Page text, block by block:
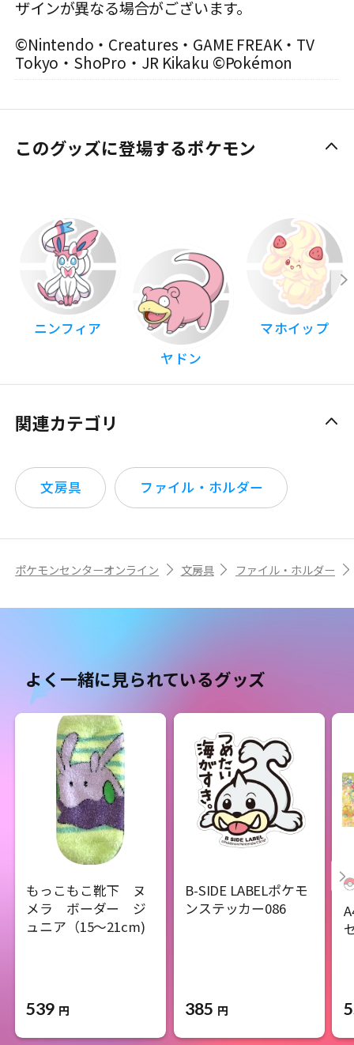
ザインが異なる場合がございます。
©Nintendo・Creatures・GAME FREAK・TV
Tokyo・ShoPro・JR Kikaku ©Pokémon
このグッズに登場するポケモン
ニンフィア
ヤドン
マホイップ
関連カテゴリ
文房具 ファイル・ホルダー
ポケモンセンターオンライン 文房具 ファイル・ホルダー
よく一緒に見られているグッズ
もっこもこ靴下 ヌ
メラ ボーダー ジ
ュニア（15～21cm)
539 円
B-SIDE LABELポケモ
ンステッカー086
385 円